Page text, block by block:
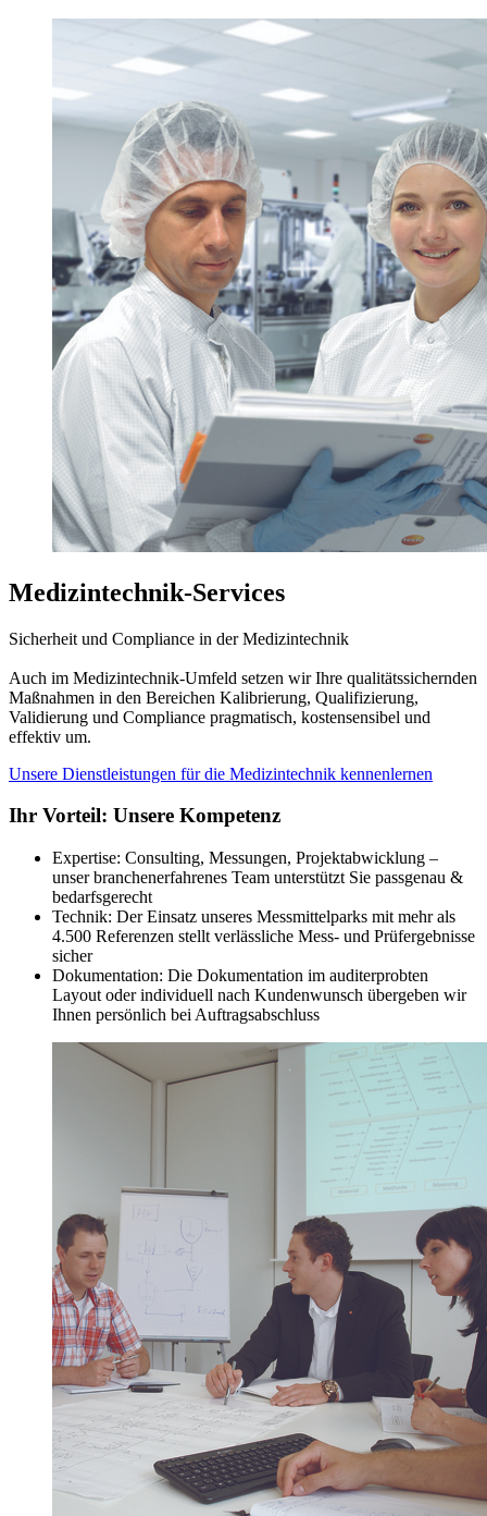
Medizintechnik-Services
Sicherheit und Compliance in der Medizintechnik
Auch im Medizintechnik-Umfeld setzen wir Ihre qualitätssichernden
Maßnahmen in den Bereichen Kalibrierung, Qualifizierung,
Validierung und Compliance pragmatisch, kostensensibel und
effektiv um.
Unsere Dienstleistungen für die Medizintechnik kennenlernen
Ihr Vorteil: Unsere Kompetenz
Expertise: Consulting, Messungen, Projektabwicklung –
unser branchenerfahrenes Team unterstützt Sie passgenau &
bedarfsgerecht
Technik: Der Einsatz unseres Messmittelparks mit mehr als
4.500 Referenzen stellt verlässliche Mess- und Prüfergebnisse
sicher
Dokumentation: Die Dokumentation im auditerprobten
Layout oder individuell nach Kundenwunsch übergeben wir
Ihnen persönlich bei Auftragsabschluss